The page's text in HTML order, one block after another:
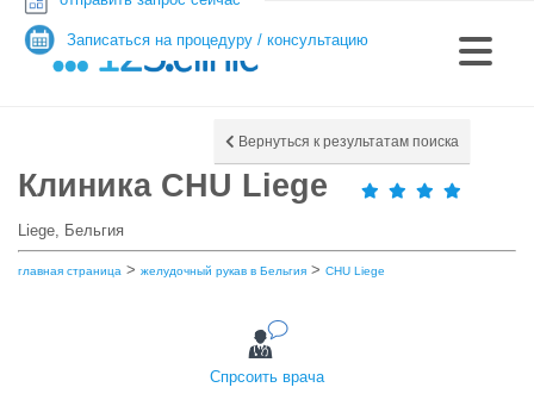
Вернуться к результатам поиска
Клиника CHU Liege
Liege, Бельгия
главная страница > желудочный рукав в Бельгия > CHU Liege
Спрсоить врача
Записаться на процедуру / консультацию